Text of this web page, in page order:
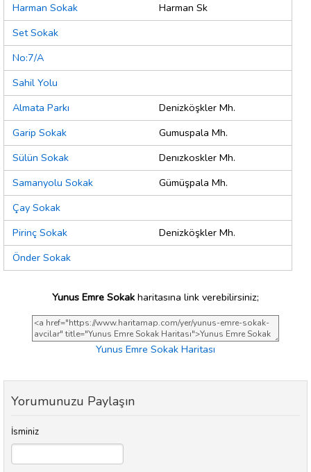
Harman Sokak
Harman Sk
Set Sokak
No:7/A
Sahil Yolu
Almata Parkı
Denizköşkler Mh.
Garip Sokak
Gumuspala Mh.
Sülün Sokak
Denızkoskler Mh.
Samanyolu Sokak
Gümüşpala Mh.
Çay Sokak
Pirinç Sokak
Denizköşkler Mh.
Önder Sokak
Yunus Emre Sokak haritasına link verebilirsiniz;
Yunus Emre Sokak Haritası
Yorumunuzu Paylaşın
İsminiz